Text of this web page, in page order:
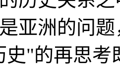
亚洲的问
史"的再思考